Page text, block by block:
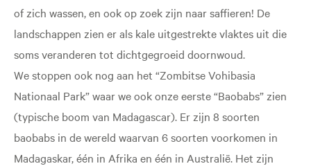
of zich wassen, en ook op zoek zijn naar saffieren! De
landschappen zien er als kale uitgestrekte vlaktes uit die
soms veranderen tot dichtgegroeid doornwoud.
We stoppen ook nog aan het “Zombitse Vohibasia
Nationaal Park” waar we ook onze eerste “Baobabs” zien
(typische boom van Madagascar). Er zijn 8 soorten
baobabs in de wereld waarvan 6 soorten voorkomen in
Madagaskar, één in Afrika en één in Australië. Het zijn